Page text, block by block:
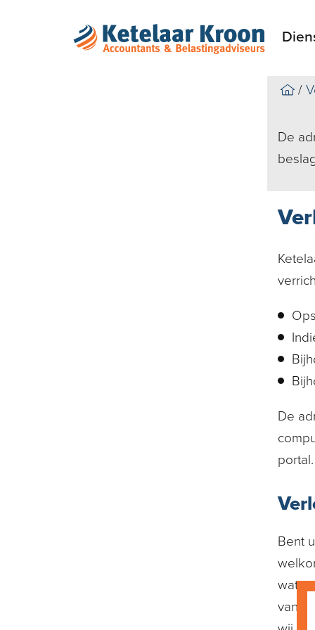
De
De
Bent
wat
van